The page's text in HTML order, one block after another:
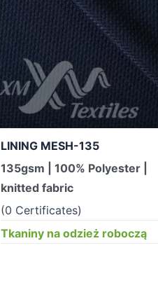
LINING MESH-135
135gsm | 100% Polyester |
knitted fabric
(0 Certificates)
Tkaniny na odzież roboczą